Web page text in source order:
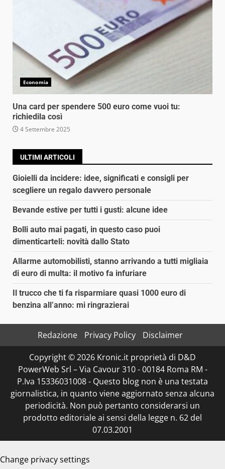
Economia
Una card per spendere 500 euro come vuoi tu:
richiedila così
4 Settembre 2025
ULTIMI ARTICOLI
Gioielli da incidere: idee, significati e consigli per
scegliere un regalo davvero personale
Bevande estive per tutti i gusti: alcune idee
Bolli auto mai pagati, in questo caso puoi
dimenticarteli: novità dallo Stato
Allarme automobilisti, stanno arrivando a tutti migliaia
di euro di multa: il motivo fa infuriare
Il trucco che ti fa risparmiare quasi 1000 euro di
benzina all’anno: mi ringrazierai
Redazione Privacy Policy
Disclaimer
Copyright © 2026 Kronic.it proprietà di D&D
PowerWeb Srl – Via Cavour 310 - 00184 Roma RM -
P.Iva 15336031008 - Questo blog non è una testata
giornalistica, in quanto viene aggiornato senza alcuna
periodicità. Non può pertanto considerarsi un
prodotto editoriale ai sensi della legge n. 62 del
07.03.2001
Change privacy settings